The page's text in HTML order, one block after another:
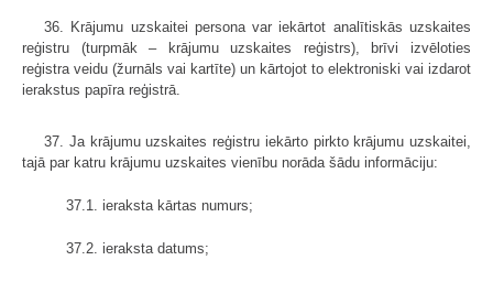
36. Krājumu uzskaitei persona var iekārtot analītiskās uzskaites
reģistru (turpmāk – krājumu uzskaites reģistrs), brīvi izvēloties
reģistra veidu (žurnāls vai kartīte) un kārtojot to elektroniski vai izdarot
ierakstus papīra reģistrā.
37. Ja krājumu uzskaites reģistru iekārto pirkto krājumu uzskaitei,
tajā par katru krājumu uzskaites vienību norāda šādu informāciju:
37.1. ieraksta kārtas numurs;
37.2. ieraksta datums;